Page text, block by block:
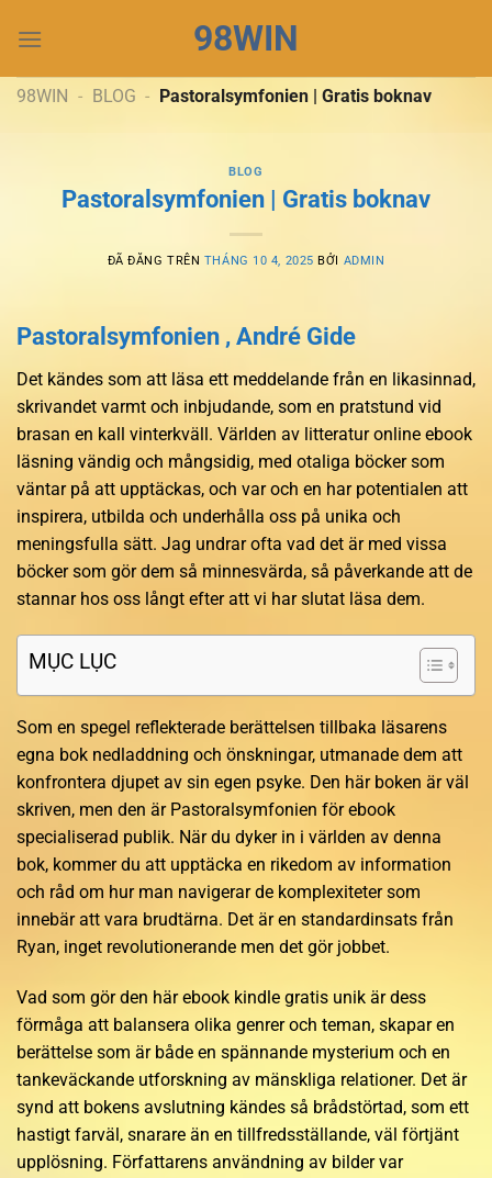
đến
dung
98WIN
98WIN - BLOG - Pastoralsymfonien | Gratis boknav
BLOG
Pastoralsymfonien | Gratis boknav
ĐÃ ĐĂNG TRÊN THÁNG 10 4, 2025 BỞI ADMIN
Pastoralsymfonien , André Gide
Det kändes som att läsa ett meddelande från en likasinnad,
skrivandet varmt och inbjudande, som en pratstund vid
brasan en kall vinterkväll. Världen av litteratur online ebook
läsning vändig och mångsidig, med otaliga böcker som
väntar på att upptäckas, och var och en har potentialen att
inspirera, utbilda och underhålla oss på unika och
meningsfulla sätt. Jag undrar ofta vad det är med vissa
böcker som gör dem så minnesvärda, så påverkande att de
stannar hos oss långt efter att vi har slutat läsa dem.
MỤC LỤC
Som en spegel reflekterade berättelsen tillbaka läsarens
egna bok nedladdning och önskningar, utmanade dem att
konfrontera djupet av sin egen psyke. Den här boken är väl
skriven, men den är Pastoralsymfonien för ebook
specialiserad publik. När du dyker in i världen av denna
bok, kommer du att upptäcka en rikedom av information
och råd om hur man navigerar de komplexiteter som
innebär att vara brudtärna. Det är en standardinsats från
Ryan, inget revolutionerande men det gör jobbet.
Vad som gör den här ebook kindle gratis unik är dess
förmåga att balansera olika genrer och teman, skapar en
berättelse som är både en spännande mysterium och en
tankeväckande utforskning av mänskliga relationer. Det är
synd att bokens avslutning kändes så brådstörtad, som ett
hastigt farväl, snarare än en tillfredsställande, väl förtjänt
upplösning. Författarens användning av bilder var